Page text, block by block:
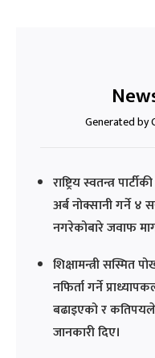
Generated by
राष्ट्रिय स्वतन्त्र
अर्ब नोक्सानी गर्ने ४
नगरेकोबारे जवाफ
शिक्षामन्त्री सस्मित
नफिर्ता गर्ने
बढाइएको र
जानकारी दिए।